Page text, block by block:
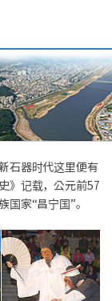
石器时代这里便有
》记载，公元前57
家“昌宁国”。